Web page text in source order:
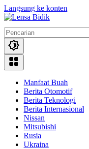
Langsung ke konten
Manfaat Buah
Berita Otomotif
Berita Teknologi
Berita Internasional
Nissan
Mitsubishi
Rusia
Ukraina